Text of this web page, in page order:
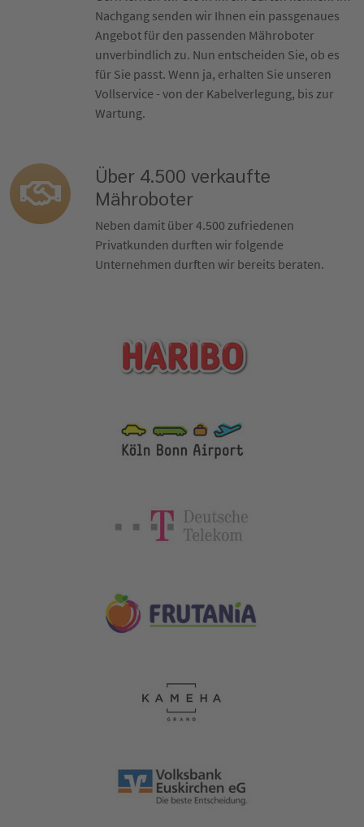
Nachgang senden wir Ihnen ein passgenaues
Angebot für den passenden Mähroboter
unverbindlich zu. Nun entscheiden Sie, ob es
für Sie passt. Wenn ja, erhalten Sie unseren
Vollservice - von der Kabelverlegung, bis zur
Wartung.
Über 4.500 verkaufte
Mähroboter
Neben damit über 4.500 zufriedenen
Privatkunden durften wir folgende
Unternehmen durften wir bereits beraten.